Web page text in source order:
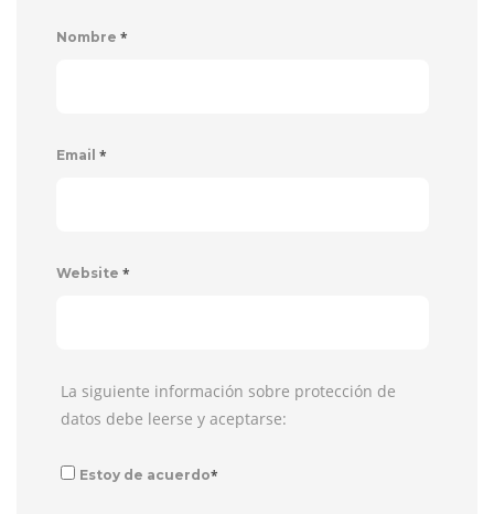
Nombre *
Email *
Website *
La siguiente información sobre protección de
datos debe leerse y aceptarse:
Estoy de acuerdo*